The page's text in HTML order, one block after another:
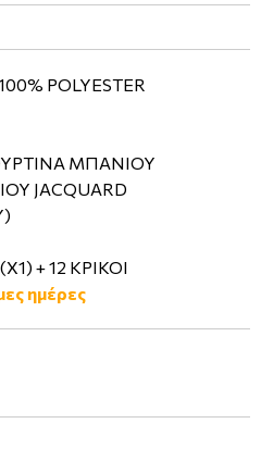
POLYESTER
ΜΠΑΝΙΟΥ
JACQUARD
+ 12 ΚΡΙΚΟΙ
ημέρες